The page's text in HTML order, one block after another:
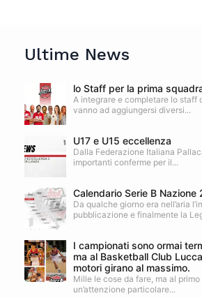
Ultime News
lo Staff per la prima
A integrare e completare lo staff
vanno ad aggiungersi diversi...
U17 e U15 eccellenza
Dalla Federazione Italiana
importanti conferme per il...
Calendario Serie B
Da qualche giorno era nell’aria
pubblicazione e finalmente la
I campionati sono ormai
ma al Basketball Club
motori girano al massimo.
Mille le cose da fare, ma al primo
un’attenzione particolare...